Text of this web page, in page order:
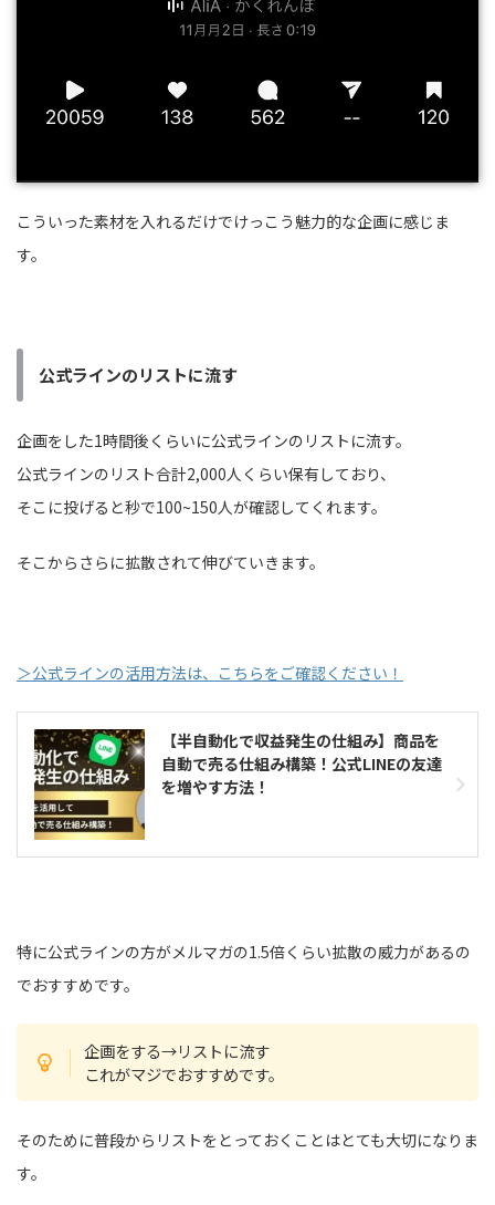
こういった素材を入れるだけでけっこう魅力的な企画に感じま
す。
公式ラインのリストに流す
企画をした1時間後くらいに公式ラインのリストに流す。
公式ラインのリスト合計2,000人くらい保有しており、
そこに投げると秒で100~150人が確認してくれます。
そこからさらに拡散されて伸びていきます。
＞公式ラインの活用方法は、こちらをご確認ください！
【半自動化で収益発生の仕組み】商品を
自動で売る仕組み構築！公式LINEの友達
を増やす方法！
特に公式ラインの方がメルマガの1.5倍くらい拡散の威力があるの
でおすすめです。
企画をする→リストに流す
これがマジでおすすめです。
そのために普段からリストをとっておくことはとても大切になりま
す。